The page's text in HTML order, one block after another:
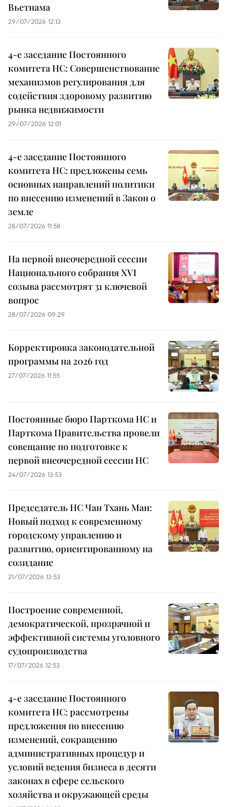
Вьетнама
29/07/2026 12:13
4-е заседание Постоянного
комитета НС: Совершенствование
механизмов регулирования для
содействия здоровому развитию
рынка недвижимости
29/07/2026 12:01
4-е заседание Постоянного
комитета НС: предложены семь
основных направлений политики
по внесению изменений в Закон о
земле
28/07/2026 11:58
На первой внеочередной сессии
Национального собрания XVI
созыва рассмотрят 31 ключевой
вопрос
28/07/2026 09:29
Корректировка законодательной
программы на 2026 год
27/07/2026 11:55
Постоянные бюро Парткома НС и
Парткома Правительства провели
совещание по подготовке к
первой внеочередной сессии НС
24/07/2026 13:53
Председатель НС Чан Тхань Ман:
Новый подход к современному
городскому управлению и
развитию, ориентированному на
созидание
21/07/2026 13:53
Построение современной,
демократической, прозрачной и
эффективной системы уголовного
судопроизводства
17/07/2026 12:53
4-е заседание Постоянного
комитета НС: рассмотрены
предложения по внесению
изменений, сокращению
административных процедур и
условий ведения бизнеса в десяти
законах в сфере сельского
хозяйства и окружающей среды